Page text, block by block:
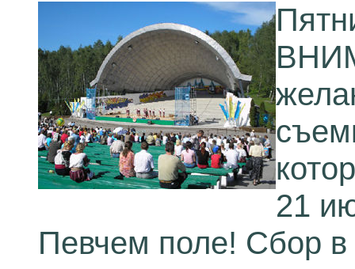
21
Певчем поле! Сбор в